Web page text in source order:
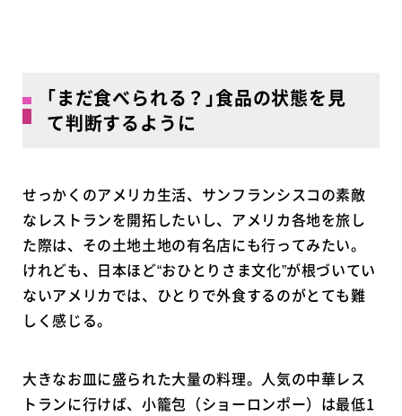
｢まだ食べられる？｣食品の状態を見
て判断するように
せっかくのアメリカ生活、サンフランシスコの素敵
なレストランを開拓したいし、アメリカ各地を旅し
た際は、その土地土地の有名店にも行ってみたい。
けれども、日本ほど“おひとりさま文化”が根づいてい
ないアメリカでは、ひとりで外食するのがとても難
しく感じる。
大きなお皿に盛られた大量の料理。人気の中華レス
トランに行けば、小籠包（ショーロンポー）は最低1